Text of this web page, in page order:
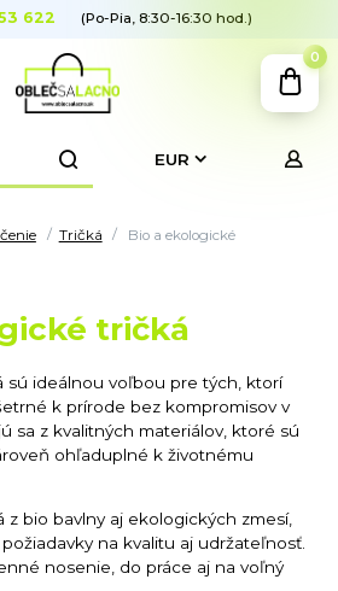
EUR
622 (Po-Pia, 8:30-16:30 hod.)
0
Tričká Bio a ekologické
tričká
sú ideálnou voľbou pre tých, ktorí
k prírode bez kompromisov v
sa z kvalitných materiálov, ktoré sú
ohľaduplné k životnému
bio bavlny aj ekologických zmesí,
na kvalitu aj udržateľnosť.
nosenie, do práce aj na voľný